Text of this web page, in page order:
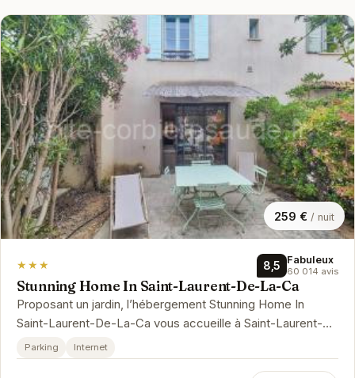
259 € / nuit
★★★ 8,5 Fabuleux
60 014 avis
Stunning Home In Saint-Laurent-De-La-Ca
Proposant un jardin, l’hébergement Stunning Home In
Saint-Laurent-De-La-Ca vous accueille à Saint-Laurent-
de-la-Cabrerisse, à resp…
Parking Internet